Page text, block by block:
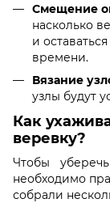
Смещение
насколько
и
времени.
Вязание
узлы будут
Как
веревку?
Чтобы
необходимо
собрали